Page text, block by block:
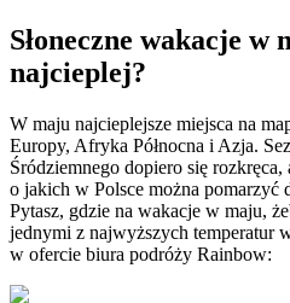
Słoneczne wakacje w
najcieplej?
W maju najcieplejsze miejsca na
Europy, Afryka Północna i Azja.
Śródziemnego dopiero się
o jakich w Polsce można pomarzyć
Pytasz, gdzie na wakacje w maju,
jednymi z najwyższych temperatur
w ofercie biura podróży Rainbow: